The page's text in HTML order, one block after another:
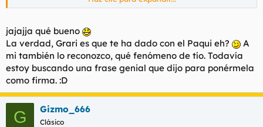
Chale, me persigues por todo el foro diciendome que mi mama
jajajja qué bueno
La verdad, Grari es que te ha dado con el Paqui eh?
A
mi también lo reconozco, qué fenómeno de tío. Todavía
estoy buscando una frase genial que dijo para ponérmela
como firma. :D
G Gizmo_666
Clásico